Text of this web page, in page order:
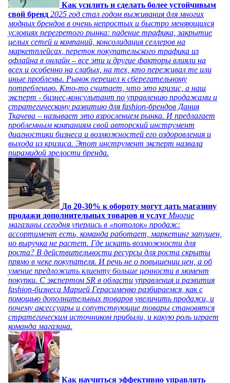
Как усилить и сделать более устойчивым
свой бренд 2025 год стал годом выживания для многих
модных брендов в очень непростых и быстро меняющихся
условиях перегретого рынка: падение трафика, закрытие
целых сетей и компаний, консолидация селлеров на
маркетплейсах, переток покупательского трафика из
офлайна в онлайн – все эти и другие факторы влияли на
всех и особенно на слабых, на тех, кто переживал те или
иные проблемы. Рынок перешел к сберегательному
потреблению. Кто-то считает, что это кризис, а наш
эксперт - бизнес-консультант по управлению продажами и
стратегическому развитию для fashion-брендов Дания
Ткачева – называет это взрослением рынка. И предлагает
проблемным компаниям свой авторский инструмент
диагностики бизнеса и возможностей его оздоровления и
выхода из кризиса. Этот инструмент эксперт назвала
пирамидой зрелости бренда.
До 20-30% к обороту могут дать магазину
продажи дополнительных товаров и услуг Многие
магазины сегодня уперлись в «потолок» продаж:
ассортимент есть, команда работает, маркетинг запущен,
но выручка не растет. Где искать возможности для
роста? В действительности ресурсы для роста скрыты
прямо в чеке покупателя. И речь не о повышении цен, а об
умение предложить клиенту больше ценности в момент
покупки. С экспертом SR в области управления и развития
fashion-бизнеса Марией Герасименко разбираемся, как с
помощью дополнительных товаров увеличить продажи, и
почему аксессуары и сопутствующие товары становятся
стратегическим источником прибыли, и какую роль играет
команда магазина.
Как научиться эффективно управлять